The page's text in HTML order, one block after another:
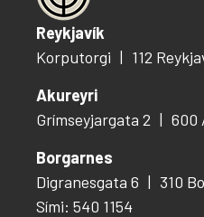
Reykjavík
Korputorgi
112
Akureyri
Grímseyjargata 2
600
Borgarnes
Digranesgata 6
310
Sími: 540 1154